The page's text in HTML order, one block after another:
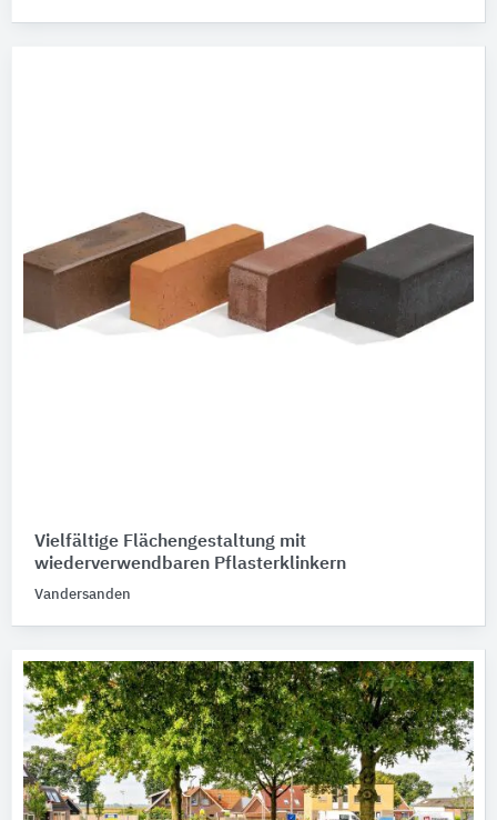
Vielfältige Flächengestaltung mit
wiederverwendbaren Pflasterklinkern
Vandersanden